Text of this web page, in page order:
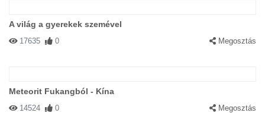
A világ a gyerekek szemével
17635 0 Megosztás
Meteorit Fukangból - Kína
14524 0 Megosztás